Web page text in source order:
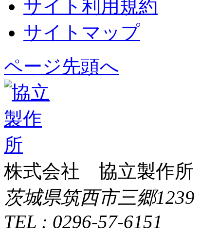
サイト利用規約
サイトマップ
ページ先頭へ
株式会社 協立製作所
茨城県筑西市三郷1239
TEL : 0296-57-6151